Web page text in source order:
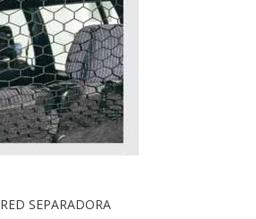
RED SEPARADORA